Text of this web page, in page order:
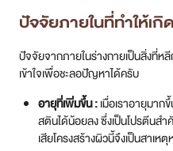
ปัจจัยภายในที่ทำให้เ
ปัจจัยจากภายในร่างกายเป็นสิ่งที่ห
เข้าใจเพื่อชะลอปัญหาได้ครับ
อายุที่เพิ่มขึ้น :เมื่อเราอายุมาก
สตินได้น้อยลง ซึ่งเป็นโปรตีนส
เสียโครงสร้างผิวนี้จึงเป็นสาเ